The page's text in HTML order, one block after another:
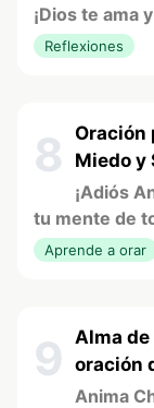
¡Dios te ama
Reflexiones
8
Oración
Miedo y
¡Adiós
tu mente de
Aprende a orar
9
Alma
oración
Anima